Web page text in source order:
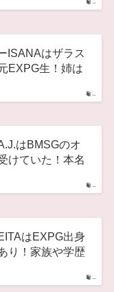
–
–
ISANAはザラス
EXPG生！姉は
–
はBMSGのオ
けていた！本名
–
はEXPG出身
り！家族や学歴